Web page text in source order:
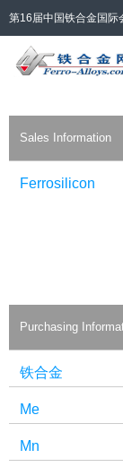
第16届中国铁合金国际
Sales Information
Ferrosilicon
Purchasing
铁合金
Me
Mn